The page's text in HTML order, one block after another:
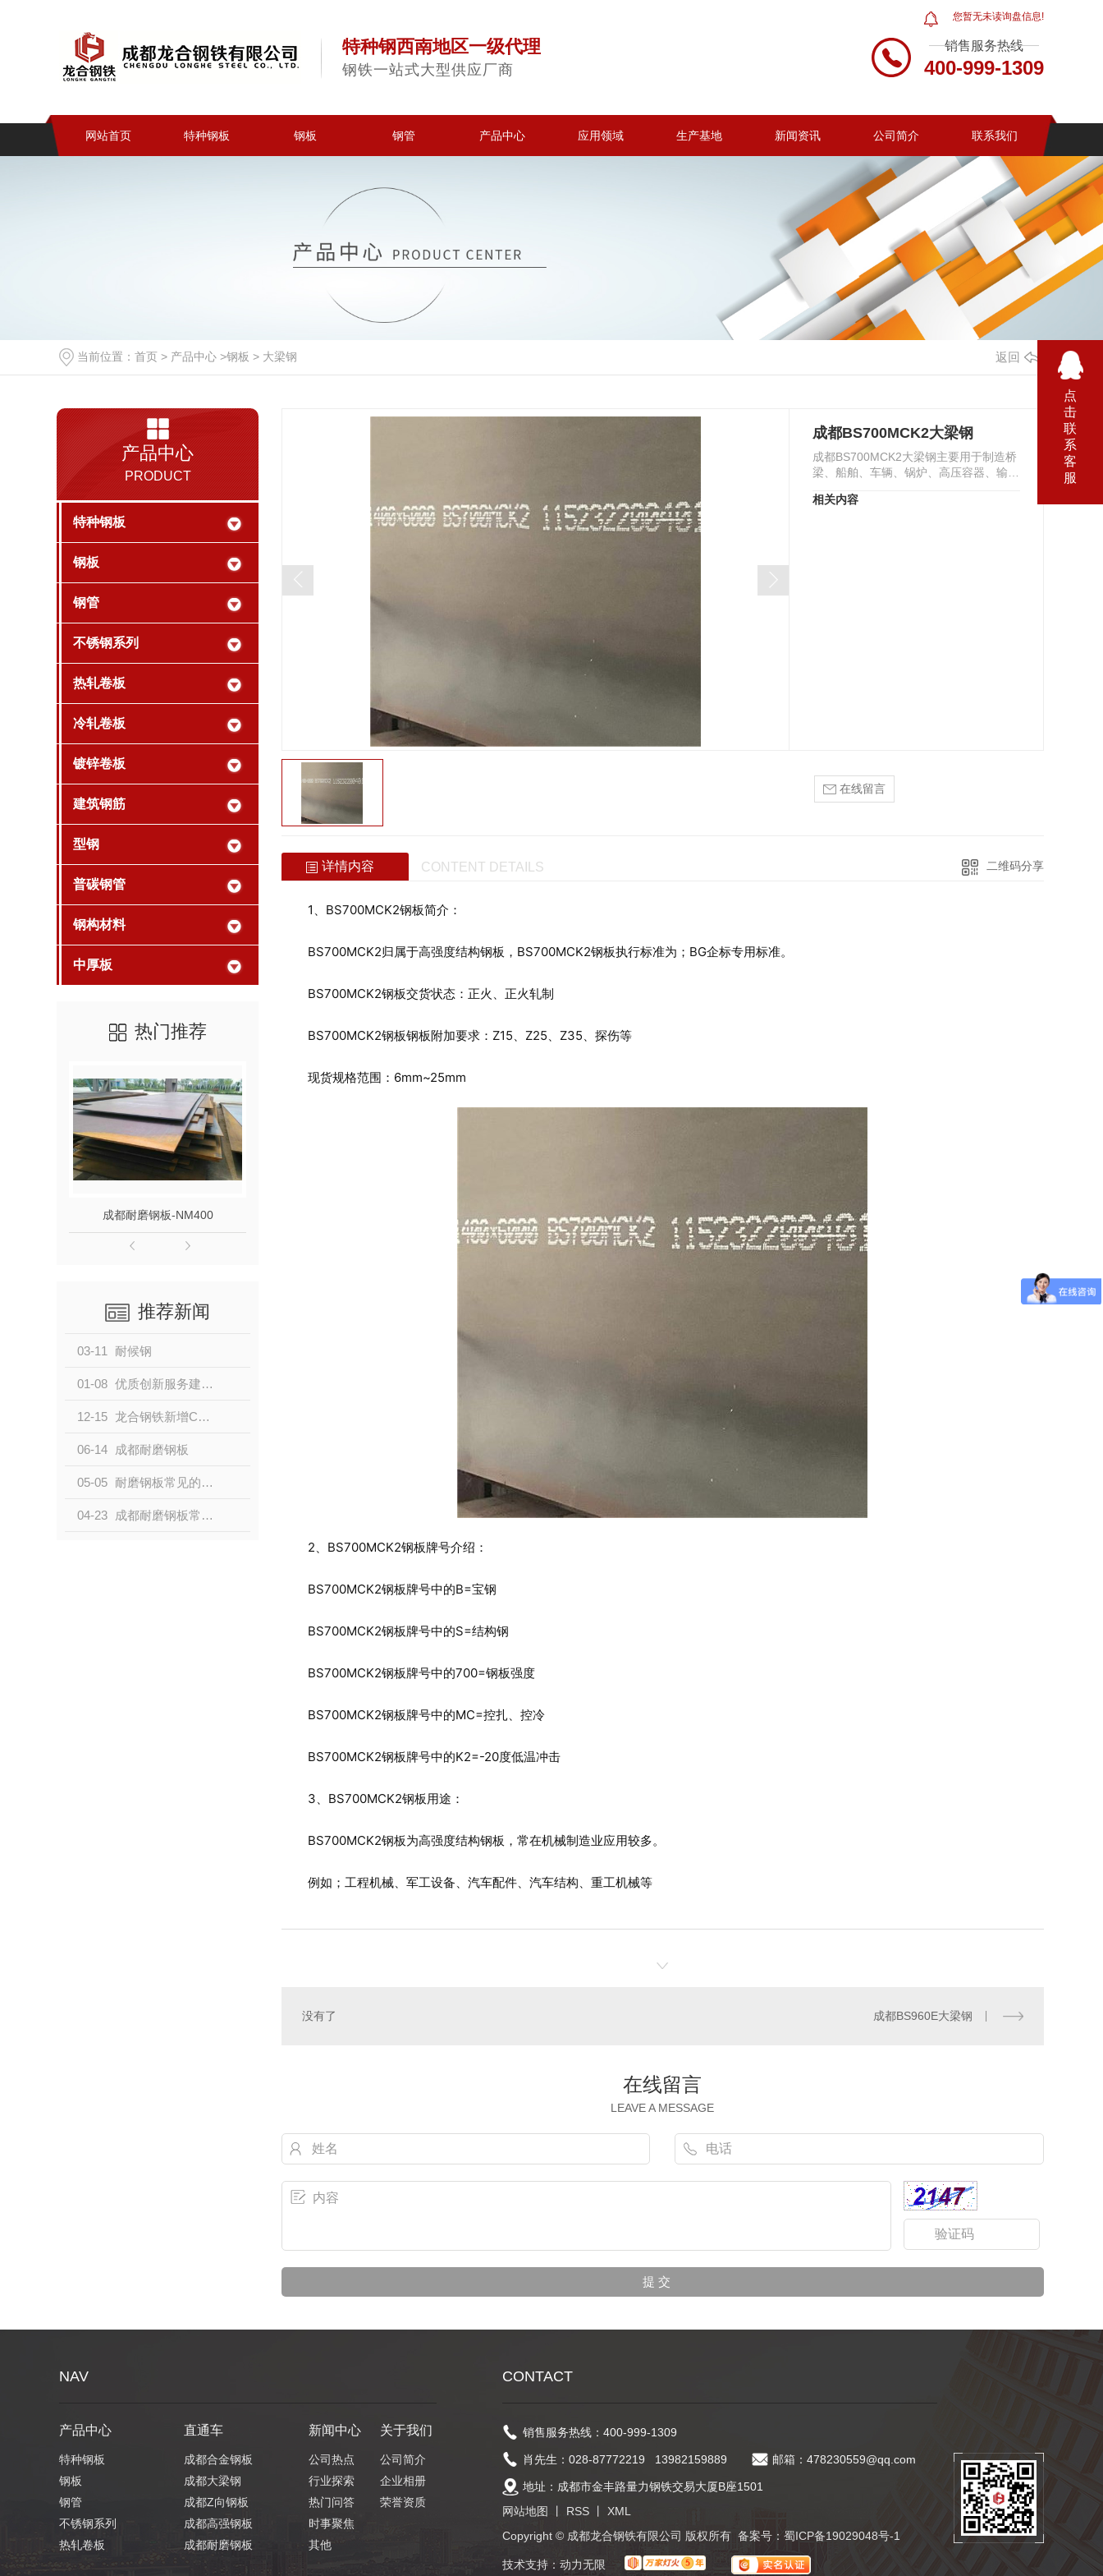
您暂无未读询盘信息!
特种钢西南地区一级代理
钢铁一站式大型供应厂商
销售服务热线
400-999-1309
网站首页 特种钢板 钢板 钢管 产品中心 应用领域 生产基地 新闻资讯 公司简介 联系我们
当前位置： 首页 > 产品中心 >钢板 > 大梁钢 返回
产品中心
PRODUCT
特种钢板
钢板
钢管
不锈钢系列
热轧卷板
冷轧卷板
镀锌卷板
建筑钢筋
型钢
普碳钢管
钢构材料
中厚板
热门推荐
成都耐磨钢板-NM400 成都耐磨钢板-Mn13 成都耐候钢板-09CuPCrNi-A
推荐新闻
03-11 耐候钢
01-08 优质创新服务建筑工程，龙合钢铁新推高耐蚀性材料 —Q355GNHD
12-15 龙合钢铁新增C级耐候产品
06-14 成都耐磨钢板
05-05 耐磨钢板常见的磨损类型有哪些？
04-23 成都耐磨钢板常见的磨损类型有哪些？
成都BS700MCK2大梁钢
成都BS700MCK2大梁钢主要用于制造桥
梁、船舶、车辆、锅炉、高压容器、输油
相关内容
在线留言
详情内容 CONTENT DETAILS 二维码分享
1、BS700MCK2钢板简介：
BS700MCK2归属于高强度结构钢板，BS700MCK2钢板执行标准为；BG企标专用标准。
BS700MCK2钢板交货状态：正火、正火轧制
BS700MCK2钢板钢板附加要求：Z15、Z25、Z35、探伤等
现货规格范围：6mm~25mm
2、BS700MCK2钢板牌号介绍：
BS700MCK2钢板牌号中的B=宝钢
BS700MCK2钢板牌号中的S=结构钢
BS700MCK2钢板牌号中的700=钢板强度
BS700MCK2钢板牌号中的MC=控扎、控冷
BS700MCK2钢板牌号中的K2=-20度低温冲击
3、BS700MCK2钢板用途：
BS700MCK2钢板为高强度结构钢板，常在机械制造业应用较多。
例如；工程机械、军工设备、汽车配件、汽车结构、重工机械等
没有了 成都BS960E大梁钢
在线留言
LEAVE A MESSAGE
NAV
产品中心
特种钢板
钢板
钢管
不锈钢系列
热轧卷板
直通车
成都合金钢板
成都大梁钢
成都Z向钢板
成都高强钢板
成都耐磨钢板
新闻中心
公司热点
行业探索
热门问答
时事聚焦
其他
关于我们
公司简介
企业相册
荣誉资质
CONTACT
销售服务热线：400-999-1309
肖先生：028-87772219 13982159889 邮箱：478230559@qq.com
地址：成都市金丰路量力钢铁交易大厦B座1501
网站地图
RSS
XML
Copyright © 成都龙合钢铁有限公司 版权所有 备案号： 蜀ICP备19029048号-1
技术支持： 动力无限
点
击
联
系
客
服